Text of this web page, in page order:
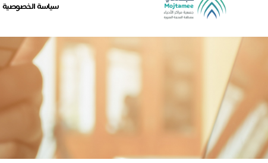
سياسة الخصوصية